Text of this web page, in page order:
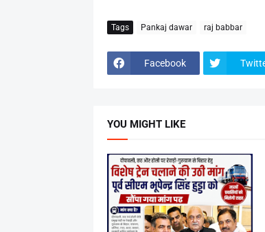
Tags Pankaj dawar raj babbar
Facebook
YOU MIGHT LIKE